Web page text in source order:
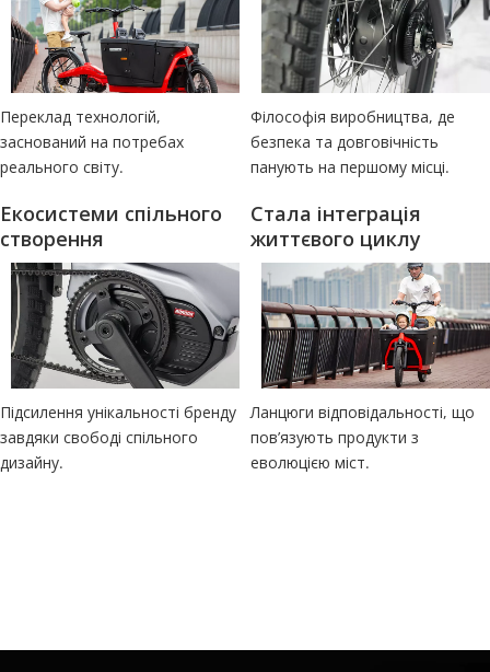
Переклад технологій,
заснований на потребах
реального світу.
Філософія виробництва, де
безпека та довговічність
панують на першому місці.
Екосистеми спільного
створення
Підсилення унікальності бренду
завдяки свободі спільного
дизайну.
Стала інтеграція
життєвого циклу
Ланцюги відповідальності, що
пов’язують продукти з
еволюцією міст.